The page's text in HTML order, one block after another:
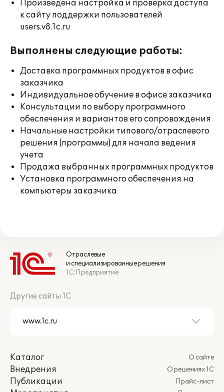
Произведена настройка и проверка доступа
к сайту поддержки пользователей
users.v8.1c.ru
Выполнены следующие работы:
Доставка программных продуктов в офис
заказчика
Индивидуальное обучение в офисе заказчика
Консультации по выбору программного
обеспечения и вариантов его сопровождения
Начальные настройки типового/отраслевого
решения (программы) для начала ведения
учета
Продажа выбранных программных продуктов
Установка программного обеспечения на
компьютеры заказчика
Отраслевые
и специализированные решения
1С:Предприятие
Другие сайты 1С
Каталог
Внедрения
Публикации
О сайте
О решениях 1С
Прайс-лист